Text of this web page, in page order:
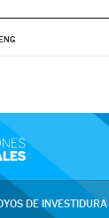
DE INVESTIDURA